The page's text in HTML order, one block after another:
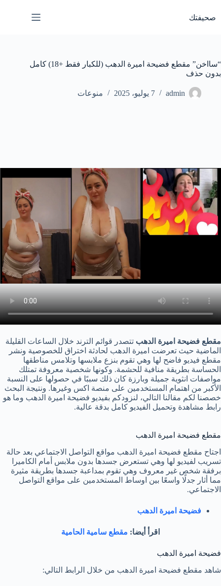
المحتوى
صحيفتك
“سااخن” مقطع فضيحة اميرة الدهب (للكبار فقط +18) كامل
بدون حذف
admin 7 يوليو، 2025 منوعات
مقطع فضيحة اميرة الدهب تتصدر قوائم الترند خلال الساعات القليلة
الماضية حيث تعرضت اميرة الدهب لحادثة اختراق للخصوصية ونشر
مقطع فيديو فاضح لها وهي تقوم بنزع ملابسها وتلامس مناطقها
الحساسة بطريقة منافية للحشمة. وكونها شخصية معروفة تمتلك
مواصفات انثوية جميلة وبارزة كان ذلك سببًا في حصولها على النسبة
الأكبر من اهتمام المستخدمين على منصة اكس وغيرها. ونتيجة البحث
خصصنا لكم مقالنا التالي، لنزودكم بفيديو فضيحة اميرة الدهب وما هو
رابط مشاهدة وتحميل الفيديو كامل بدقة عالية.
مقطع فضيحة اميرة الدهب
اجتاح مقطع فضيحة اميرة الدهب مواقع التواصل الاجتماعي بعد حالة
تسريب لفيديو لها وهي تستعرض جسدها بدون ملابس أمام الكاميرا
برفقة شخص غير معروف وهي تقوم بمداعبة جسدها بطريقة مثيرة
مما أثار جدلًا واسعًا بين اوساط المستخدمين على مواقع التواصل
الاجتماعي.
فضيحة اميرة الدهب
اقرأ أيضا: مقطع سامية الحامية
فضيحة اميرة الدهب
شاهد مقطع فضيحة اميرة الدهب من خلال الرابط التالي: